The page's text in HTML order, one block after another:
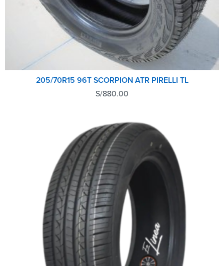
205/70R15 96T SCORPION ATR PIRELLI TL
S/880.00